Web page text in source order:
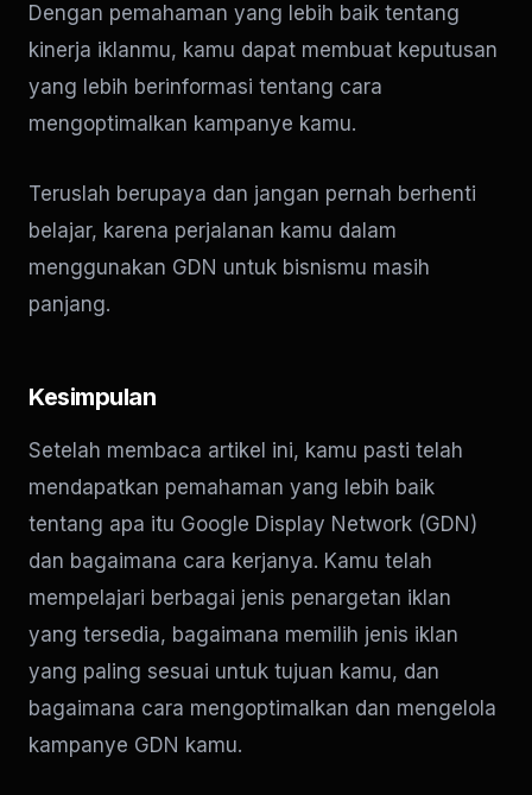
Dengan pemahaman yang lebih baik tentang
kinerja iklanmu, kamu dapat membuat keputusan
yang lebih berinformasi tentang cara
mengoptimalkan kampanye kamu.
Teruslah berupaya dan jangan pernah berhenti
belajar, karena perjalanan kamu dalam
menggunakan GDN untuk bisnismu masih
panjang.
Kesimpulan
Setelah membaca artikel ini, kamu pasti telah
mendapatkan pemahaman yang lebih baik
tentang apa itu Google Display Network (GDN)
dan bagaimana cara kerjanya. Kamu telah
mempelajari berbagai jenis penargetan iklan
yang tersedia, bagaimana memilih jenis iklan
yang paling sesuai untuk tujuan kamu, dan
bagaimana cara mengoptimalkan dan mengelola
kampanye GDN kamu.